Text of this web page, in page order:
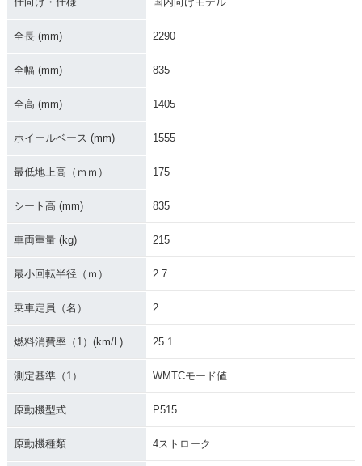
2018年 V-Strom 65
ェンジ
2017年 V-Strom 65
ルチェンジ
0XT ABS・新登場
全長 (mm) 2290
全幅 (mm) 835
全高 (mm) 1405
ホイールベース (mm) 1555
最低地上高（ｍｍ） 175
シート高 (mm) 835
車両重量 (kg) 215
最小回転半径（ｍ） 2.7
乗車定員（名） 2
燃料消費率（1）(km/L) 25.1
測定基準（1） WMTCモード値
原動機型式 P515
原動機種類 4ストローク